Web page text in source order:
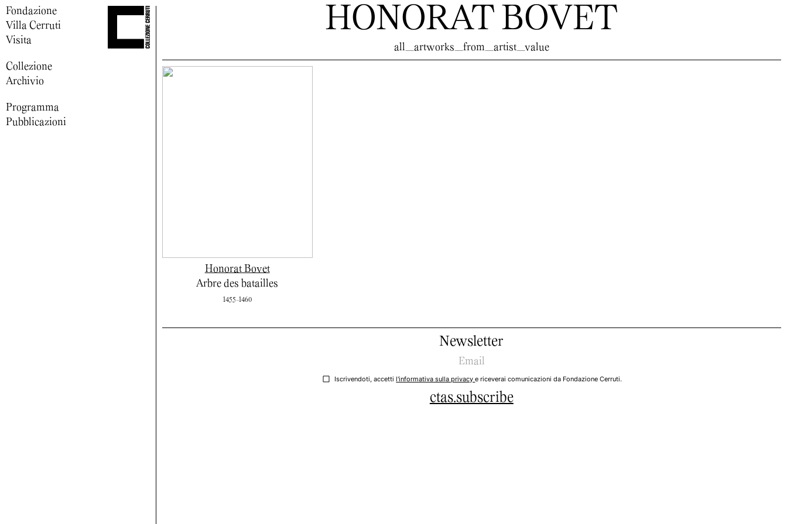
Fondazione
Villa Cerruti
Visita
Collezione
Archivio
Programma
Pubblicazioni
HONORAT BOVET
all_artworks_from_artist_value
Honorat Bovet
Arbre des batailles
1455-1460
Newsletter
Iscrivendoti, accettil'informativa sulla privacye riceverai comunicazioni da Fondazione Cerruti.
ctas.subscribe